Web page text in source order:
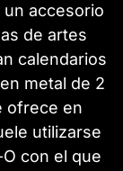
accesorio
de artes
calendarios
metal de 2
ofrece en
utilizarse
con el que